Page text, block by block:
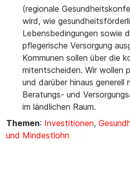
(regionale
wird, wie
Lebensbedingungen sowie
pflegerische Versorgung
Kommunen sollen über die
mitentscheiden. Wir wollen
und darüber hinaus generell
Beratungs- und
im ländlichen Raum.
Themen: Investitionen,
und Mindestlohn